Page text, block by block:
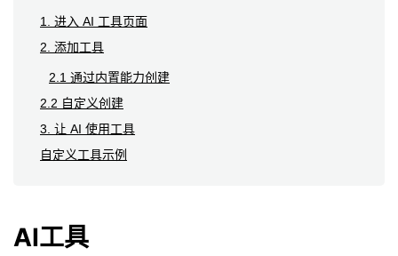
1. 进入 AI 工具页面
2. 添加工具
2.1 通过内置能力创建
2.2 自定义创建
3. 让 AI 使用工具
自定义工具示例
AI工具